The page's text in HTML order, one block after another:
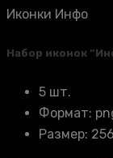
Иконки Инфо
Набор иконок
5 шт.
Формат:
Размер: